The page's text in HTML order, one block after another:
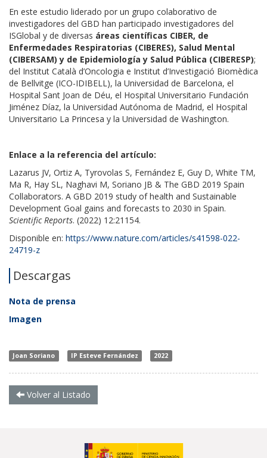
En este estudio liderado por un grupo colaborativo de
investigadores del GBD han participado investigadores del
ISGlobal y de diversas áreas científicas CIBER, de
Enfermedades Respiratorias (CIBERES), Salud Mental
(CIBERSAM) y de Epidemiología y Salud Pública (CIBERESP);
del Institut Català d’Oncologia e Institut d’Investigació Biomèdica
de Bellvitge (ICO-IDIBELL), la Universidad de Barcelona, el
Hospital Sant Joan de Déu, el Hospital Universitario Fundación
Jiménez Díaz, la Universidad Autónoma de Madrid, el Hospital
Universitario La Princesa y la Universidad de Washington.
Enlace a la referencia del artículo:
Lazarus JV, Ortiz A, Tyrovolas S, Fernández E, Guy D, White TM,
Ma R, Hay SL, Naghavi M, Soriano JB & The GBD 2019 Spain
Collaborators. A GBD 2019 study of health and Sustainable
Development Goal gains and forecasts to 2030 in Spain.
Scientific Reports. (2022) 12:21154.
Disponible en: https://www.nature.com/articles/s41598-022-
24719-z
Descargas
Nota de prensa
Imagen
Joan Soriano IP Esteve Fernández 2022
Volver al Listado